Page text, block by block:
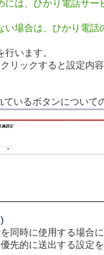
には、ひかり電話サー
い場合は、ひかり電話
います。
リックすると設定内
いるボタンについて
同時に使用する場合
先的に送出する設定